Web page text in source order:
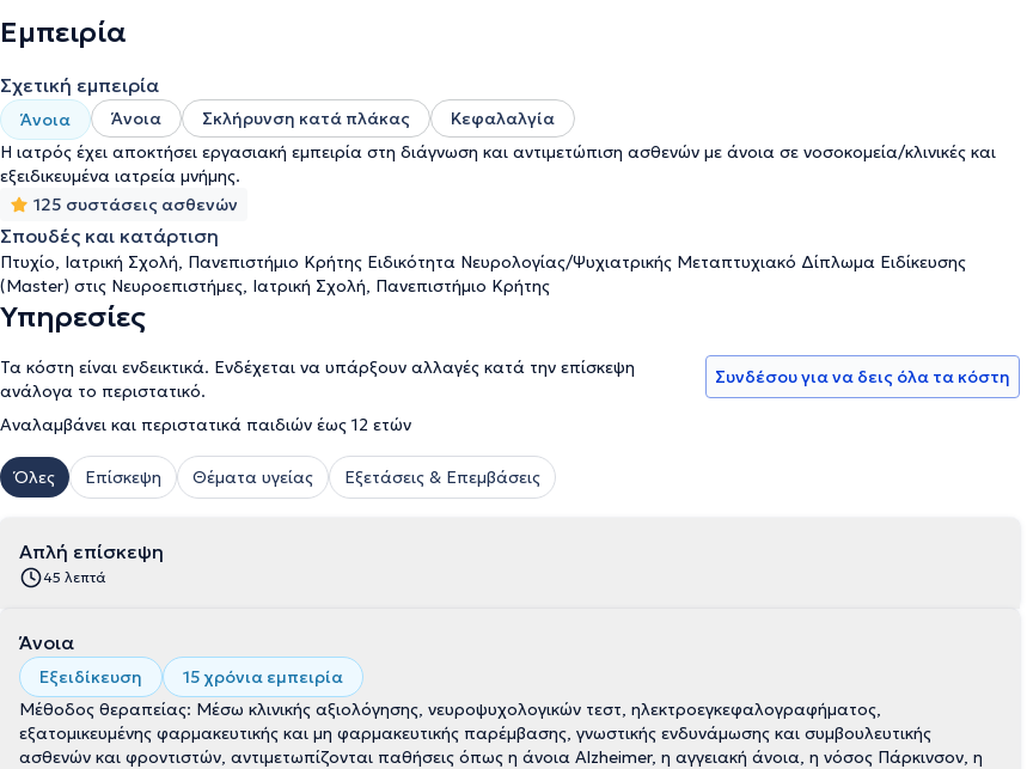
για τη διερεύνηση και αντιμετώπιση ασθενών με επιληψία, λιποθυμικά επεισόδια και διαταραχές μνήμης. Τέλος, η κα
Κοτζαμάνη είναι συγγραφέας σε διεθνή επιστημονικά νευρολογικά περιοδικά, καθώς και σε περιοδικά που άπτονται της
Εμπειρία
Σχετική εμπειρία
Άνοια Άνοια Σκλήρυνση κατά πλάκας
Κεφαλαλγία
Η ιατρός έχει αποκτήσει εργασιακή εμπειρία στη διάγνωση και αντιμετώπιση ασθενών με άνοια σε νοσοκομεία/κλινικές και
εξειδικευμένα ιατρεία μνήμης.
125 συστάσεις ασθενών
Σπουδές και κατάρτιση
Πτυχίο, Ιατρική Σχολή, Πανεπιστήμιο Κρήτης Ειδικότητα Νευρολογίας/Ψυχιατρικής Μεταπτυχιακό Δίπλωμα Ειδίκευσης
(Master) στις Νευροεπιστήμες, Ιατρική Σχολή, Πανεπιστήμιο Κρήτης
Υπηρεσίες
Τα κόστη είναι ενδεικτικά. Ενδέχεται να υπάρξουν αλλαγές κατά την επίσκεψη
ανάλογα το περιστατικό.
Αναλαμβάνει και περιστατικά παιδιών έως 12 ετών
Συνδέσου για να δεις όλα τα κόστη
Όλες Επίσκεψη Θέματα υγείας Εξετάσεις & Επεμβάσεις
Απλή επίσκεψη
45 λεπτά
Άνοια
Εξειδίκευση
15 χρόνια εμπειρία
Μέθοδος θεραπείας: Μέσω κλινικής αξιολόγησης, νευροψυχολογικών τεστ, ηλεκτροεγκεφαλογραφήματος,
εξατομικευμένης φαρμακευτικής και μη φαρμακευτικής παρέμβασης, γνωστικής ενδυνάμωσης και συμβουλευτικής
ασθενών και φροντιστών, αντιμετωπίζονται παθήσεις όπως η άνοια Alzheimer, η αγγειακή άνοια, η νόσος Πάρκινσον, η